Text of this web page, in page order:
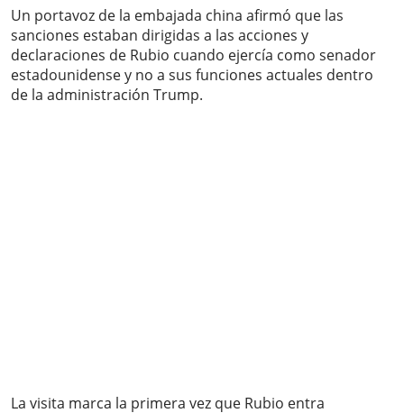
Un portavoz de la embajada china afirmó que las
sanciones estaban dirigidas a las acciones y
declaraciones de Rubio cuando ejercía como senador
estadounidense y no a sus funciones actuales dentro
de la administración Trump.
La visita marca la primera vez que Rubio entra